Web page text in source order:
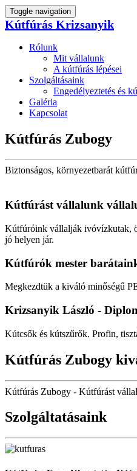
Toggle navigation
Kútfúrás Krizsanyik
Rólunk
Mit vállalunk
A kútfúrás lépései
Szolgáltásaink
Engedélyeztetés és
Galéria
Kapcsolat
Kútfúrás Zubogy
Biztonságos, környezetbarát
Kútfúrást vállalunk
Kútfúróink vállalják ivóvízkutak,
jó helyen jár.
Kútfúrók mester
Megkezdtük a kiváló minőségű
Krizsanyik László -
Kútcsők és kútszűrők. Profin,
Kútfúrás Zubogy
Kútfúrás Zubogy - Kútfúrást
Szolgáltatásaink